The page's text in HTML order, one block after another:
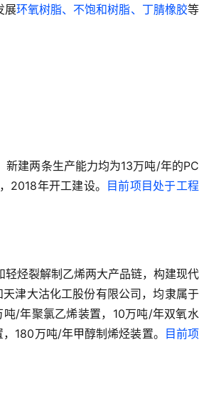
展环氧树脂、不饱和树脂、丁腈橡胶
新建两条生产能力均为13万吨/年的
2018年开工建设。
目前项目处于工
烃裂解制乙烯两大产品链，构建现
津大沽化工股份有限公司，均隶属
/年聚氯乙烯装置，10万吨/年双氧
180万吨/年甲醇制烯烃装置。
目前